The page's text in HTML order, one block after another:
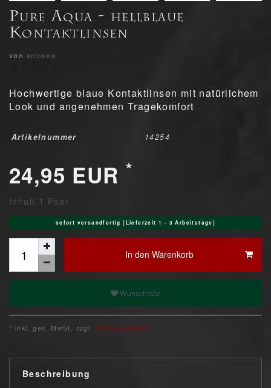
Pure Aqua - hellblaue
Kontaktlinsen
von aricona
Hochwertige blaue Kontaktlinsen mit natürlichem
Look und angenehmen Tragekomfort
Artikelnummer 14254
24,95 EUR *
Inhalt 1 Paar
sofort versandfertig (Lieferzeit 1 - 3 Arbeitstage)
In den Warenkorb
Wunschliste
* inkl. ges. MwSt. zzgl. Versandkosten
Beschreibung